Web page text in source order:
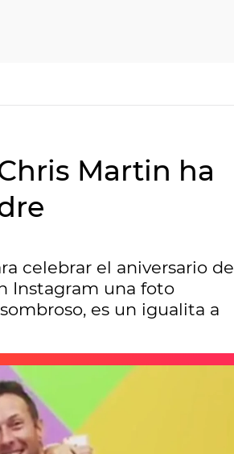
Martin ha
celebrar el aniversario de
Instagram una foto
es un igualita a